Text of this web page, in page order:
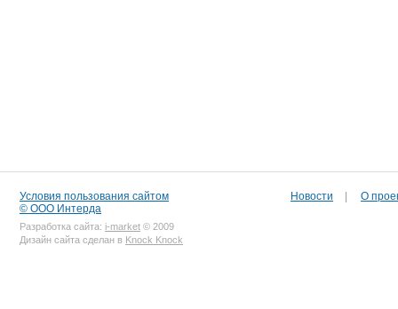
Условия пользования сайтом
© ООО Интерда
Разработка сайта: i-market © 2009
Дизайн сайта сделан в Knock Knock
Новости О